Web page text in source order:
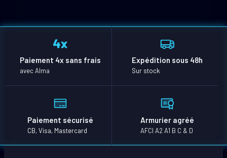
Paiement 4x sans frais
avec Alma
Expédition sous 48h
Sur stock
Paiement sécurisé
CB, Visa, Mastercard
Armurier agréé
AFCI A2 A1 B C & D